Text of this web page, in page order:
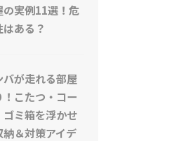
の実例11選！危
はある？
バが走れる部屋
！こたつ・コー
ゴミ箱を浮かせ
納＆対策アイデ